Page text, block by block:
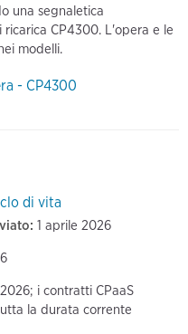
una segnaletica
CP4300. L'opera e le
modelli.
- CP4300
di vita
1 aprile 2026
i contratti CPaaS
la durata corrente